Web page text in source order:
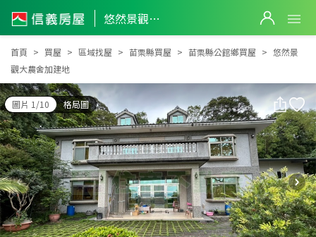
悠然景觀大農舍加建地
悠然景觀大農舍加建地
首頁 買屋 區域找屋 苗栗縣買屋 苗栗縣公館鄉買屋
悠然景
觀大農舍加建地
圖片 1/10 格局圖